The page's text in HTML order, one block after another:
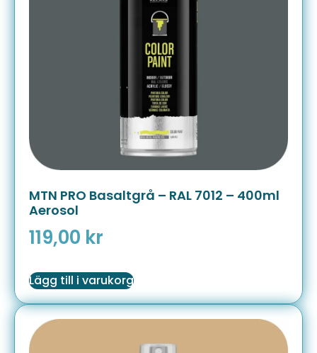
MTN PRO Basaltgrå – RAL 7012 – 400ml
Aerosol
119,00 kr
Lägg till i varukorg